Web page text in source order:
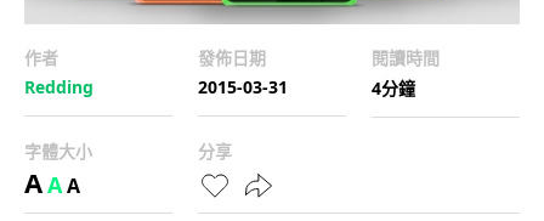
作者
Redding
發佈日期
2015-03-31
閱讀時間
4分鐘
字體大小
AAA
分享